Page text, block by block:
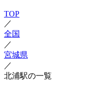
TOP
／
全国
／
宮城県
／
北浦駅の一覧